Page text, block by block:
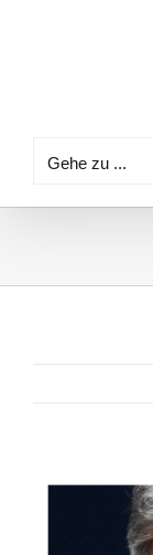
Gehe zu ...